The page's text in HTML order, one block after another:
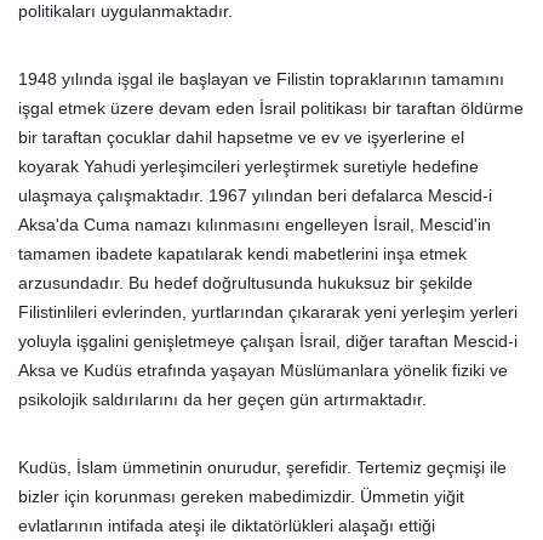
politikaları uygulanmaktadır.
1948 yılında işgal ile başlayan ve Filistin topraklarının tamamını
işgal etmek üzere devam eden İsrail politikası bir taraftan öldürme
bir taraftan çocuklar dahil hapsetme ve ev ve işyerlerine el
koyarak Yahudi yerleşimcileri yerleştirmek suretiyle hedefine
ulaşmaya çalışmaktadır. 1967 yılından beri defalarca Mescid-i
Aksa'da Cuma namazı kılınmasını engelleyen İsrail, Mescid'in
tamamen ibadete kapatılarak kendi mabetlerini inşa etmek
arzusundadır. Bu hedef doğrultusunda hukuksuz bir şekilde
Filistinlileri evlerinden, yurtlarından çıkararak yeni yerleşim yerleri
yoluyla işgalini genişletmeye çalışan İsrail, diğer taraftan Mescid-i
Aksa ve Kudüs etrafında yaşayan Müslümanlara yönelik fiziki ve
psikolojik saldırılarını da her geçen gün artırmaktadır.
Kudüs, İslam ümmetinin onurudur, şerefidir. Tertemiz geçmişi ile
bizler için korunması gereken mabedimizdir. Ümmetin yiğit
evlatlarının intifada ateşi ile diktatörlükleri alaşağı ettiği